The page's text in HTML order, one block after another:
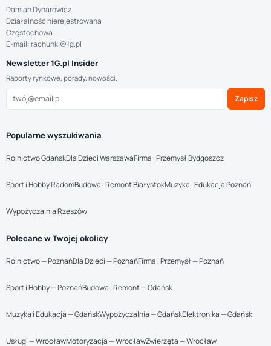
Damian Dynarowicz
Działalność nierejestrowana
Częstochowa
E-mail: rachunki@1g.pl
Newsletter 1G.pl Insider
Raporty rynkowe, porady, nowości.
Zapisz
Popularne wyszukiwania
Rolnictwo GdańskDla Dzieci WarszawaFirma i Przemysł Bydgoszcz
Sport i Hobby RadomBudowa i Remont BiałystokMuzyka i Edukacja Poznań
Wypożyczalnia Rzeszów
Polecane w Twojej okolicy
Rolnictwo — PoznańDla Dzieci — PoznańFirma i Przemysł — Poznań
Sport i Hobby — PoznańBudowa i Remont — Gdańsk
Muzyka i Edukacja — GdańskWypożyczalnia — GdańskElektronika — Gdańsk
Usługi — WrocławMotoryzacja — WrocławZwierzęta — Wrocław